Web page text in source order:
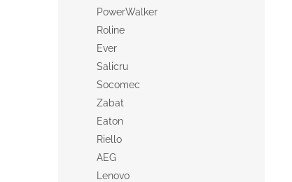
PowerWalker
Roline
Ever
Salicru
Socomec
Zabat
Eaton
Riello
AEG
Lenovo